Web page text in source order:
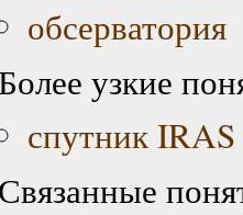
обсерватория
Более узкие
спутник IRAS
Связанные